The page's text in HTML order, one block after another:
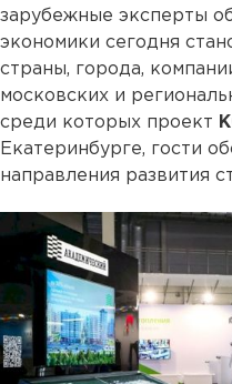
зарубежные эксперты
экономики сегодня
страны, города,
московских и
среди которых проект
Екатеринбурге, гости
направления развития